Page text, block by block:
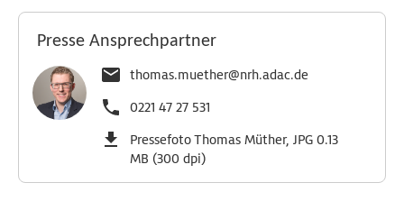
Presse Ansprechpartner
thomas.muether@nrh.adac.de
0221 47 27 531
Pressefoto Thomas Müther, JPG 0.13
MB (300 dpi)